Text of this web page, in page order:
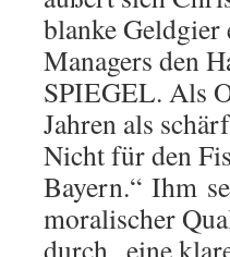
blanke Geldgier
Managers den
SPIEGEL. Als
Jahren als
Nicht für den
Bayern.“ Ihm
moralischer
durch „eine